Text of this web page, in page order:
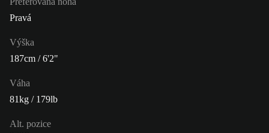
Pravá
Výška
187cm / 6'2"
Váha
81kg / 179lb
Alt. pozice